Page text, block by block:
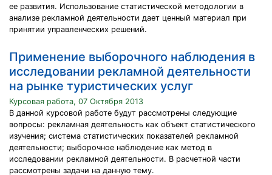
ее развития. Использование статистической методологии в
анализе рекламной деятельности дает ценный материал при
принятии управленческих решений.
Применение выборочного наблюдения в
исследовании рекламной деятельности
на рынке туристических услуг
Курсовая работа, 07 Октября 2013
В данной курсовой работе будут рассмотрены следующие
вопросы: рекламная деятельность как объект статистического
изучения; система статистических показателей рекламной
деятельности; выборочное наблюдение как метод в
исследовании рекламной деятельности. В расчетной части
рассмотрены задачи на данную тему.